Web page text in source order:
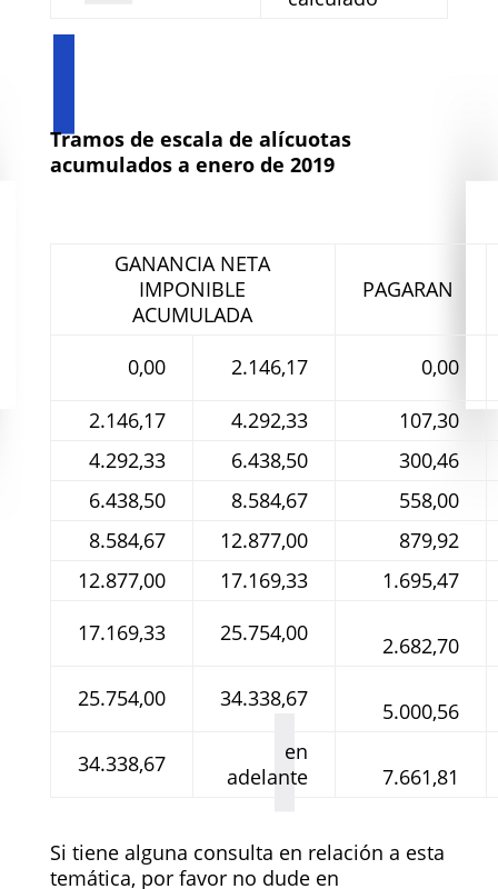
Tramos de escala de alícuotas
acumulados a enero de 2019
GANANCIA NETA
IMPONIBLE
ACUMULADA
PAGARAN
0,00 2.146,17
0,00
2.146,17
4.292,33
107,30
4.292,33
6.438,50
300,46
6.438,50
8.584,67
558,00
8.584,67
12.877,00
879,92
12.877,00
17.169,33
1.695,47
17.169,33
25.754,00
2.682,70
25.754,00
34.338,67
5.000,56
34.338,67
en
adelante
7.661,81
Si tiene alguna consulta en relación a esta
temática, por favor no dude en